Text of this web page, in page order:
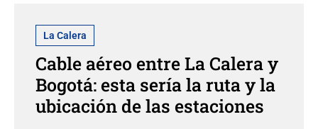
La Calera
Cable aéreo entre La Calera y
Bogotá: esta sería la ruta y la
ubicación de las estaciones